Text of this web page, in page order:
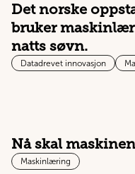
Det norske
bruker
natts søvn.
Datadrevet innovasjon
Nå skal
Maskinlæring